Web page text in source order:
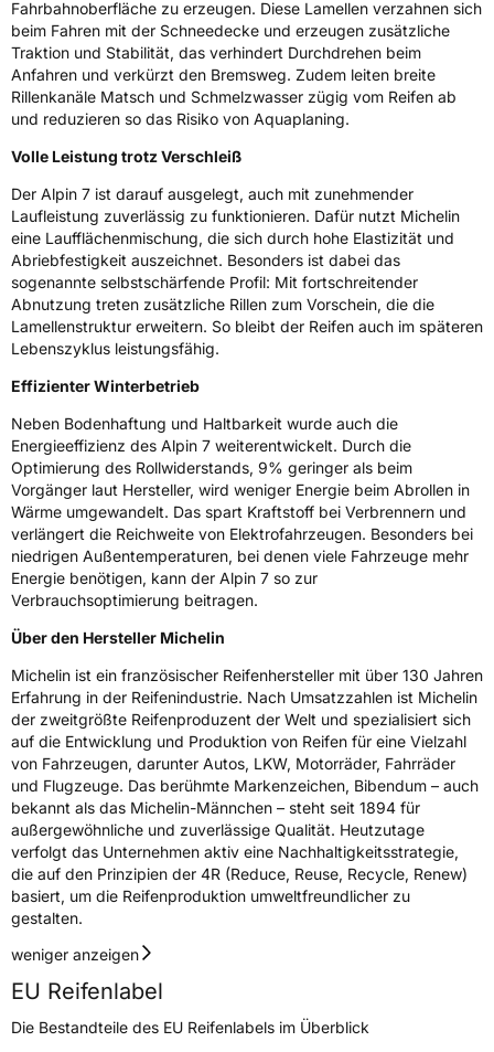
EPREL ID1818564
Allgemeine Produktsicherheit (GPSR)
Herstellerkontakt MANUFACTURE FRANCAISE DES
Carmes-Déchaux 23 63000 Clermont-
Fahrbahnoberfläche zu erzeugen. Diese Lamellen verzahnen sich
beim Fahren mit der Schneedecke und erzeugen zusätzliche
Traktion und Stabilität, das verhindert Durchdrehen beim
Anfahren und verkürzt den Bremsweg. Zudem leiten breite
Rillenkanäle Matsch und Schmelzwasser zügig vom Reifen ab
und reduzieren so das Risiko von Aquaplaning.
Volle Leistung trotz Verschleiß
Der Alpin 7 ist darauf ausgelegt, auch mit zunehmender
Laufleistung zuverlässig zu funktionieren. Dafür nutzt Michelin
eine Laufflächenmischung, die sich durch hohe Elastizität und
Abriebfestigkeit auszeichnet. Besonders ist dabei das
sogenannte selbstschärfende Profil: Mit fortschreitender
Abnutzung treten zusätzliche Rillen zum Vorschein, die die
Lamellenstruktur erweitern. So bleibt der Reifen auch im späteren
Lebenszyklus leistungsfähig.
Effizienter Winterbetrieb
Neben Bodenhaftung und Haltbarkeit wurde auch die
Energieeffizienz des Alpin 7 weiterentwickelt. Durch die
Optimierung des Rollwiderstands, 9% geringer als beim
Vorgänger laut Hersteller, wird weniger Energie beim Abrollen in
Wärme umgewandelt. Das spart Kraftstoff bei Verbrennern und
verlängert die Reichweite von Elektrofahrzeugen. Besonders bei
niedrigen Außentemperaturen, bei denen viele Fahrzeuge mehr
Energie benötigen, kann der Alpin 7 so zur
Verbrauchsoptimierung beitragen.
Über den Hersteller Michelin
Michelin ist ein französischer Reifenhersteller mit über 130 Jahren
Erfahrung in der Reifenindustrie. Nach Umsatzzahlen ist Michelin
der zweitgrößte Reifenproduzent der Welt und spezialisiert sich
auf die Entwicklung und Produktion von Reifen für eine Vielzahl
von Fahrzeugen, darunter Autos, LKW, Motorräder, Fahrräder
und Flugzeuge. Das berühmte Markenzeichen, Bibendum – auch
bekannt als das Michelin-Männchen – steht seit 1894 für
außergewöhnliche und zuverlässige Qualität. Heutzutage
verfolgt das Unternehmen aktiv eine Nachhaltigkeitsstrategie,
die auf den Prinzipien der 4R (Reduce, Reuse, Recycle, Renew)
basiert, um die Reifenproduktion umweltfreundlicher zu
gestalten.
weniger anzeigen
EU Reifenlabel
Die Bestandteile des EU Reifenlabels im Überblick